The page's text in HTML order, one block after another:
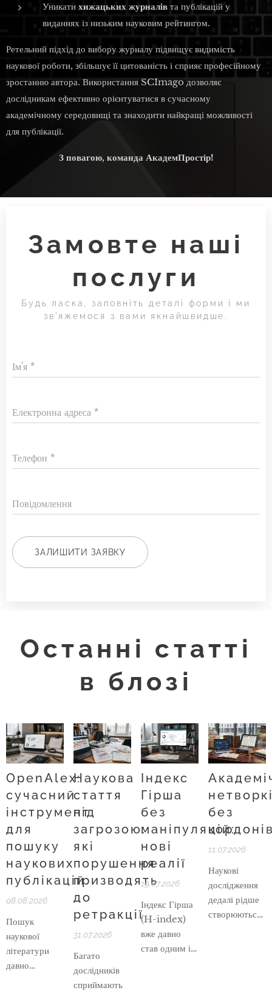
Уникати хижацьких журналів та публікацій у
виданнях із низьким науковим рейтингом.
Ретельний підхід до вибору журналу підвищує видимість
наукової роботи, збільшує її цитованість і сприяє професійному
зростанню автора. Використання SCImago дозволяє
дослідникам ефективно орієнтуватися в сучасному
академічному середовищі та знаходити найкращі можливості
для публікації.
З повагою, команда АкадемПростір!
Замовте наші
послуги
Будь ласка, заповніть деталі форми і ми
зв'яжемося з вами якнайшвидше.
Ім'я
Електронна адреса
Телефон
Повідомлення
ЗАЛИШИТИ ЗАЯВКУ
Останні статті
в блозі
OpenAlex:
сучасний
інструмент
для
пошуку
наукових
публікацій
08.08.2026
Пошук
наукової
літератури
давно
Наукова
стаття
під
загрозою:
які
порушення
призводять
до
ретракції
31.07.2026
Багато
дослідників
сприймають
Індекс
Гірша
без
маніпуляцій:
нові
реалії
19.07.2026
Індекс Гірша
(H-index)
вже давно
став одним із
без
11.07.2026
Наукові
дослідження
дедалі рідше
створюються